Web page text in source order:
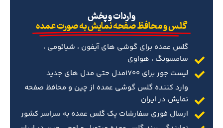
‌واردات و پخش
گلس و محافظ صفحه نمایش به صورت عمده
گلس عمده برای گوشی های آیفون ، شیائومی ،
سامسونگ ، هواوی
لیست جور برای 1700مدل حتی مدل های جدید
وارد کننده گلس گوشی عمده از چین و محافظ صفحه
نمایش در ایران
ارسال فوری سفارشات پک گلس عمده به سراسر کشور